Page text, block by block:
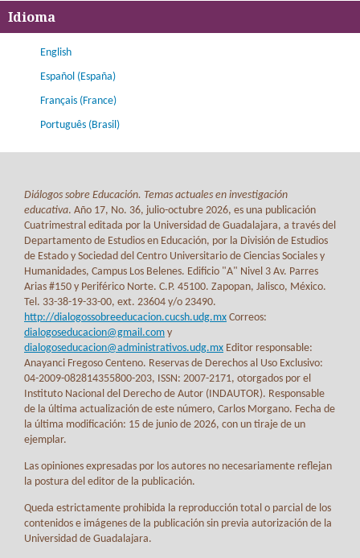
Idioma
English
Español (España)
Français (France)
Português (Brasil)
Diálogos sobre Educación. Temas actuales en investigación
educativa. Año 17, No. 36, julio-octubre 2026, es una publicación
Cuatrimestral editada por la Universidad de Guadalajara, a través del
Departamento de Estudios en Educación, por la División de Estudios
de Estado y Sociedad del Centro Universitario de Ciencias Sociales y
Humanidades, Campus Los Belenes. Edificio "A" Nivel 3 Av. Parres
Arias #150 y Periférico Norte. C.P. 45100. Zapopan, Jalisco, México.
Tel. 33-38-19-33-00, ext. 23604 y/o 23490.
http://dialogossobreeducacion.cucsh.udg.mx Correos:
dialogoseducacion@gmail.com y
dialogoseducacion@administrativos.udg.mx Editor responsable:
Anayanci Fregoso Centeno. Reservas de Derechos al Uso Exclusivo:
04-2009-082814355800-203, ISSN: 2007-2171, otorgados por el
Instituto Nacional del Derecho de Autor (INDAUTOR). Responsable
de la última actualización de este número, Carlos Morgano. Fecha de
la última modificación: 15 de junio de 2026, con un tiraje de un
ejemplar.
Las opiniones expresadas por los autores no necesariamente reflejan
la postura del editor de la publicación.
Queda estrictamente prohibida la reproducción total o parcial de los
contenidos e imágenes de la publicación sin previa autorización de la
Universidad de Guadalajara.